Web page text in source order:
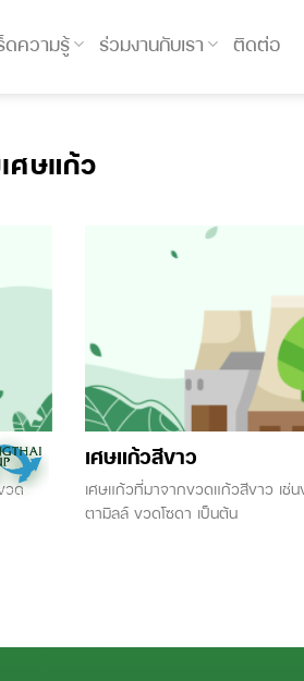
ดความรู้ ร่วมงานกับเรา ติดต่อ
ศษแก้ว
วด
เศษแก้วสีขาว
เศษแก้วที่มาจากขวดแก้วสีขาว เช่
ตามิลล์ ขวดโซดา เป็นต้น